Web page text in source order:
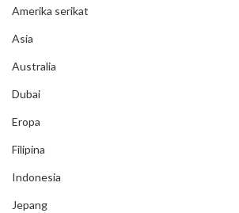
Amerika serikat
Asia
Australia
Dubai
Eropa
Filipina
Indonesia
Jepang